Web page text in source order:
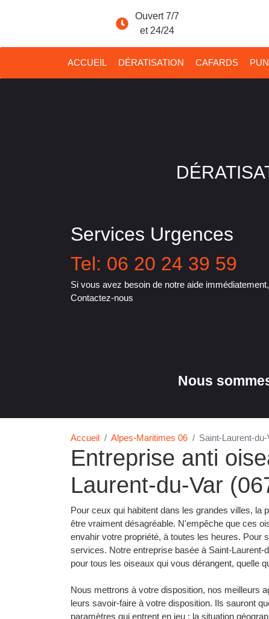
Ouvert 7/7
et 24/24
ACCUEIL DÉRATISATION CAFARDS
Services Urgences
Tel: 06 20 24 39 59
Si vous avez besoin de notre aide
Contactez-nous
Nous
Accueil Alpes-Maritimes 06 Saint-Laurent-
Entreprise anti
Laurent-du-Var
Pour ceux qui habitent dans les grandes villes, la
être vraiment désagréable. N'empêche que ces
envahir votre propriété, à toutes les heures. Pour
services. Notre entreprise basée à Saint-
pour tous les oiseaux qui vous dérangent, quelle
Nous mettrons à votre disposition, nos meilleurs
leurs savoir-faire à votre disposition. Ils sauront
paramètres qui entrent en jeu : la situation